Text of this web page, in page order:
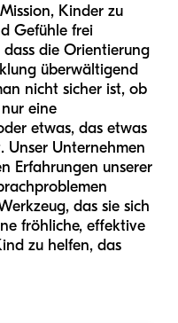
Kinder zu
Gefühle frei
die Orientierung
überwältigend
nicht sicher ist, ob
eine
etwas, das etwas
Unser Unternehmen
Erfahrungen unserer
das sie sich
fröhliche, effektive
zu helfen, das